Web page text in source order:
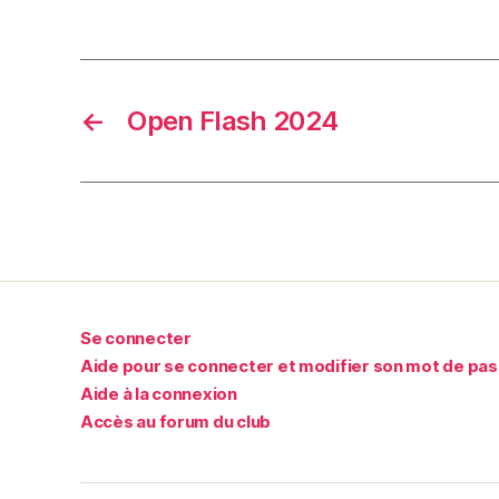
← Open Flash 2024
Se connecter
Aide pour se connecter et modifier son mot de
Aide à la connexion
Accès au forum du club